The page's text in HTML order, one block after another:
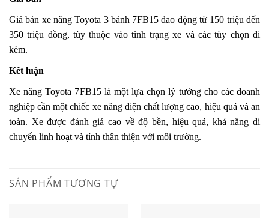
Giá bán xe nâng Toyota 3 bánh 7FB15 dao động từ 150 triệu đến
350 triệu đồng, tùy thuộc vào tình trạng xe và các tùy chọn đi
kèm.
Kết luận
Xe nâng Toyota 7FB15 là một lựa chọn lý tưởng cho các doanh
nghiệp cần một chiếc xe nâng điện chất lượng cao, hiệu quả và an
toàn. Xe được đánh giá cao về độ bền, hiệu quả, khả năng di
chuyển linh hoạt và tính thân thiện với môi trường.
SẢN PHẨM TƯƠNG TỰ